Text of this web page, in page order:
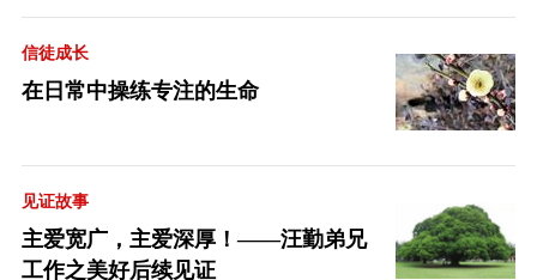
信徒成长
在日常中操练专注的生命
见证故事
主爱宽广，主爱深厚！——汪勤弟兄
工作之美好后续见证